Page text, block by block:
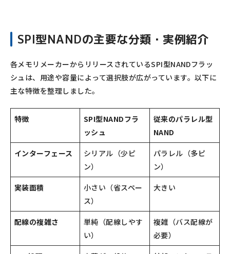
SPI型NANDの主要な分類・実例紹介
各メモリメーカーからリリースされているSPI型NANDフラッ
シュは、用途や容量によって選択肢が広がっています。以下に
主な特徴を整理しました。
特徴
SPI型NANDフラ
ッシュ
従来のパラレル型
NAND
インターフェース
シリアル（少ピ
ン）
パラレル（多ピ
ン）
実装面積
小さい（省スペー
ス）
大きい
配線の複雑さ
単純（配線しやす
い）
複雑（バス配線が
必要）